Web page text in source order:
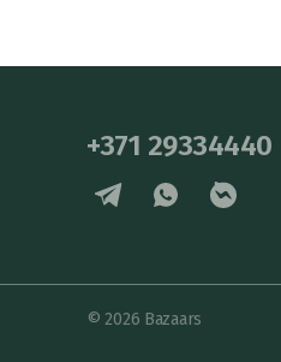
+371 29334440
© 2026 Bazaars